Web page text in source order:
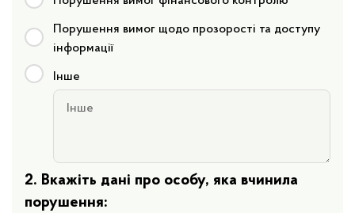
Порушення вимог щодо прозорості та доступу
інформації
Інше
2. Вкажіть дані про особу, яка вчинила
порушення: